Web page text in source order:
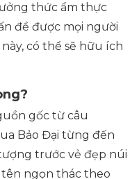
thức ẩm thực
đề được mọi người
có thể sẽ hữu ích
gốc từ câu
Bảo Đại từng đến
trước vẻ đẹp núi
ngọn thác theo